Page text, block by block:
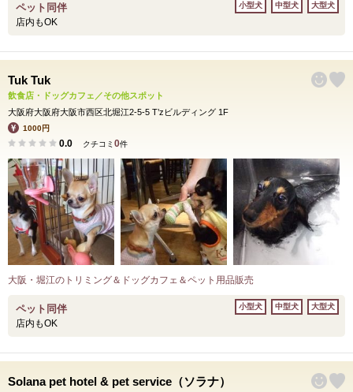
ペット同伴
店内もOK
小型犬 中型犬 大型犬
Tuk Tuk
飲食店・ドッグカフェ／その他スポット
大阪府大阪府大阪市西区北堀江2-5-5 T’zビルディング 1F
1000円
0.0 クチコミ 0件
大阪・堀江のトリミング＆ドッグカフェ＆ペット用品販売
ペット同伴
店内もOK
小型犬 中型犬 大型犬
Solana pet hotel & pet service（ソラナ）